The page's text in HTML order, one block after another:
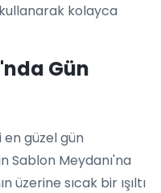
kolayca
Gün
güzel gün
Sablon Meydanı'na
üzerine sıcak bir ışıltı